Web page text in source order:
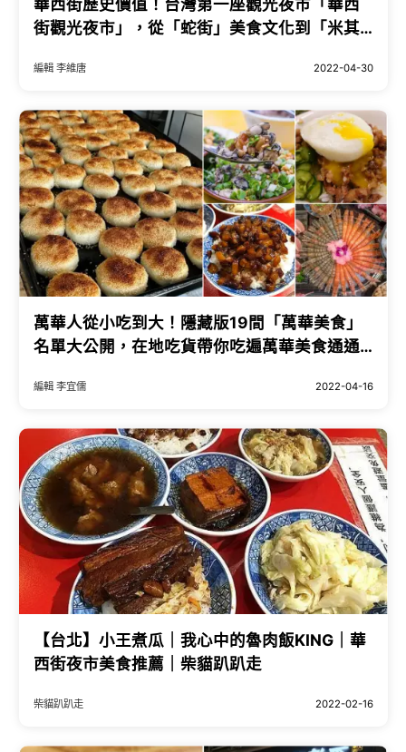
華西街歷史價值！台灣第一座觀光夜市「華西
街觀光夜市」，從「蛇街」美食文化到「米其
編輯 李維唐 2022-04-30
萬華人從小吃到大！隱藏版19間「萬華美食」
名單大公開，在地吃貨帶你吃遍萬華美食通通
編輯 李宜儒 2022-04-16
【台北】小王煮瓜｜我心中的魯肉飯KING｜華
西街夜市美食推薦｜柴貓趴趴走
柴貓趴趴走 2022-02-16